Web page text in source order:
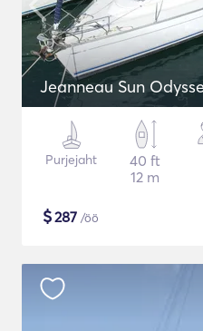
Jeanneau Sun
Purjejaht
40 ft
12 m
$287 /öö